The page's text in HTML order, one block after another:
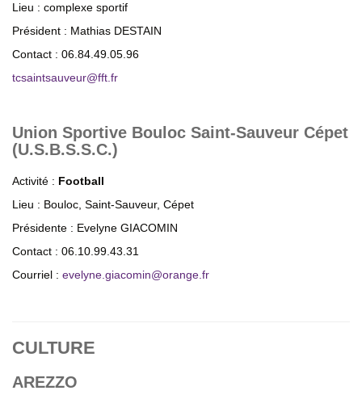
Lieu : complexe sportif
Président : Mathias DESTAIN
Contact : 06.84.49.05.96
tcsaintsauveur@fft.fr
Union Sportive Bouloc Saint-Sauveur Cépet
(U.S.B.S.S.C.)
Activité : Football
Lieu : Bouloc, Saint-Sauveur, Cépet
Présidente : Evelyne GIACOMIN
Contact : 06.10.99.43.31
Courriel : evelyne.giacomin@orange.fr
CULTURE
AREZZO